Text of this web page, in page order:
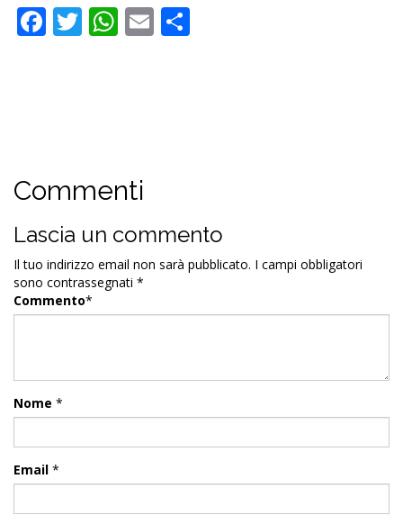
Facebook
Twitter
WhatsApp
Email
Commenti
Lascia un commento
Il tuo indirizzo email non sarà pubblicato. I campi obbligatori
sono contrassegnati *
Commento*
Nome *
Email *